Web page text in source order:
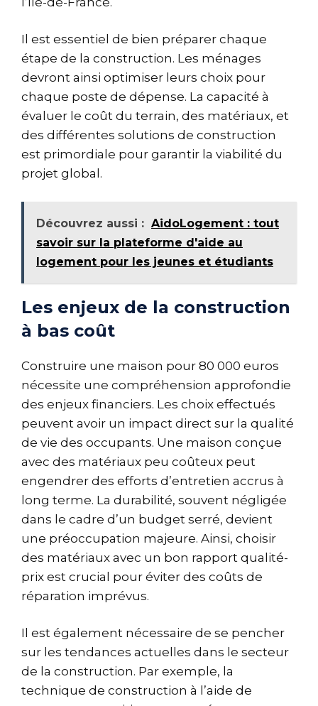
Il est essentiel de bien préparer chaque
étape de la construction. Les ménages
devront ainsi optimiser leurs choix pour
chaque poste de dépense. La capacité à
évaluer le coût du terrain, des matériaux, et
des différentes solutions de construction
est primordiale pour garantir la viabilité du
projet global.
Découvrez aussi : AidoLogement : tout
savoir sur la plateforme d'aide au
logement pour les jeunes et étudiants
Les enjeux de la construction
à bas coût
Construire une maison pour 80 000 euros
nécessite une compréhension approfondie
des enjeux financiers. Les choix effectués
peuvent avoir un impact direct sur la qualité
de vie des occupants. Une maison conçue
avec des matériaux peu coûteux peut
engendrer des efforts d’entretien accrus à
long terme. La durabilité, souvent négligée
dans le cadre d’un budget serré, devient
une préoccupation majeure. Ainsi, choisir
des matériaux avec un bon rapport qualité-
prix est crucial pour éviter des coûts de
réparation imprévus.
Il est également nécessaire de se pencher
sur les tendances actuelles dans le secteur
de la construction. Par exemple, la
technique de construction à l’aide de